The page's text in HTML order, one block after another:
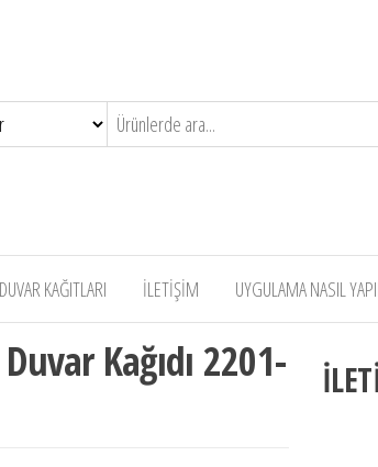
DUVAR KAĞITLARI İLETİŞİM UYGULAMA NASIL
Kağıdı 2201-